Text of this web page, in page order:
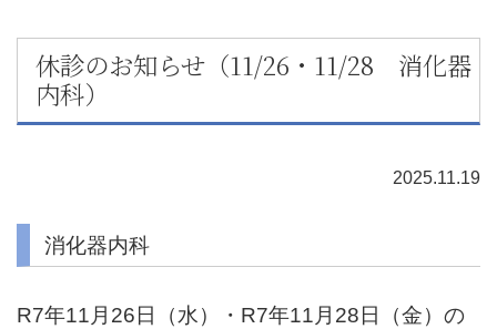
休診のお知らせ（11/26・11/28 消化器
内科）
2025.11.19
消化器内科
R7年11月26日（水）・R7年11月28日（金）の